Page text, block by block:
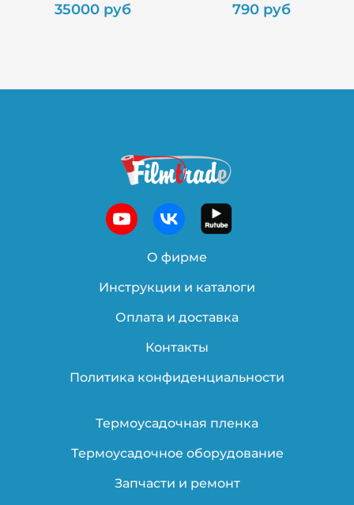
35000 руб
790 руб
О фирме
Инструкции и каталоги
Оплата и доставка
Контакты
Политика конфиденциальности
Термоусадочная пленка
Термоусадочное оборудование
Запчасти и ремонт